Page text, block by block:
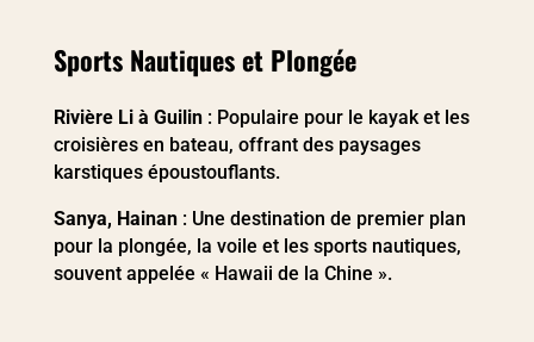
Sports Nautiques et Plongée
Rivière Li à Guilin: Populaire pour le kayak et les
croisières en bateau, offrant des paysages
karstiques époustouflants.
Sanya, Hainan: Une destination de premier plan
pour la plongée, la voile et les sports nautiques,
souvent appelée « Hawaii de la Chine ».